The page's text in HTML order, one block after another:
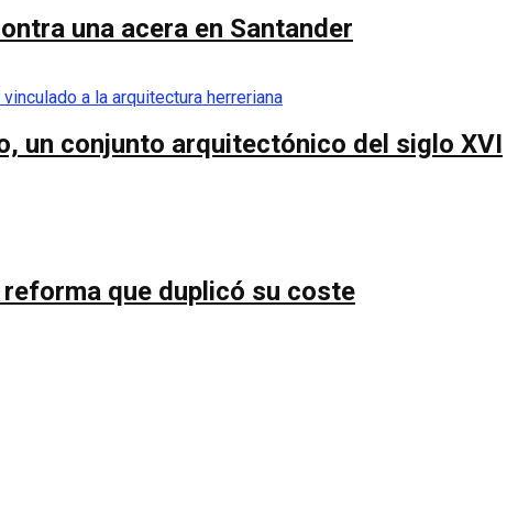
una acera en Santander
un conjunto arquitectónico del siglo XVI
que duplicó su coste